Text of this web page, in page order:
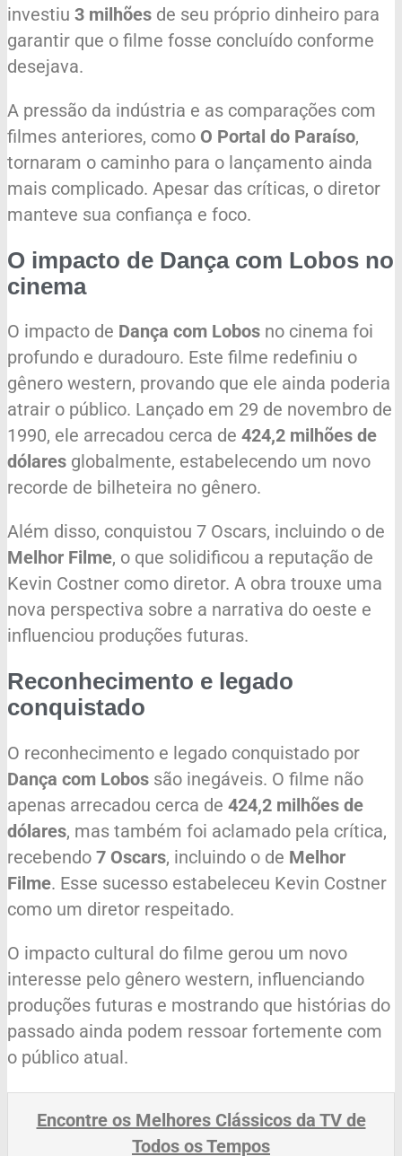
investiu 3 milhões de seu próprio dinheiro para
garantir que o filme fosse concluído conforme
desejava.
A pressão da indústria e as comparações com
filmes anteriores, como O Portal do Paraíso,
tornaram o caminho para o lançamento ainda
mais complicado. Apesar das críticas, o diretor
manteve sua confiança e foco.
O impacto de Dança com Lobos no
cinema
O impacto de Dança com Lobos no cinema foi
profundo e duradouro. Este filme redefiniu o
gênero western, provando que ele ainda poderia
atrair o público. Lançado em 29 de novembro de
1990, ele arrecadou cerca de 424,2 milhões de
dólares globalmente, estabelecendo um novo
recorde de bilheteira no gênero.
Além disso, conquistou 7 Oscars, incluindo o de
Melhor Filme, o que solidificou a reputação de
Kevin Costner como diretor. A obra trouxe uma
nova perspectiva sobre a narrativa do oeste e
influenciou produções futuras.
Reconhecimento e legado
conquistado
O reconhecimento e legado conquistado por
Dança com Lobos são inegáveis. O filme não
apenas arrecadou cerca de 424,2 milhões de
dólares, mas também foi aclamado pela crítica,
recebendo 7 Oscars, incluindo o de Melhor
Filme. Esse sucesso estabeleceu Kevin Costner
como um diretor respeitado.
O impacto cultural do filme gerou um novo
interesse pelo gênero western, influenciando
produções futuras e mostrando que histórias do
passado ainda podem ressoar fortemente com
o público atual.
Encontre os Melhores Clássicos da TV de
Todos os Tempos